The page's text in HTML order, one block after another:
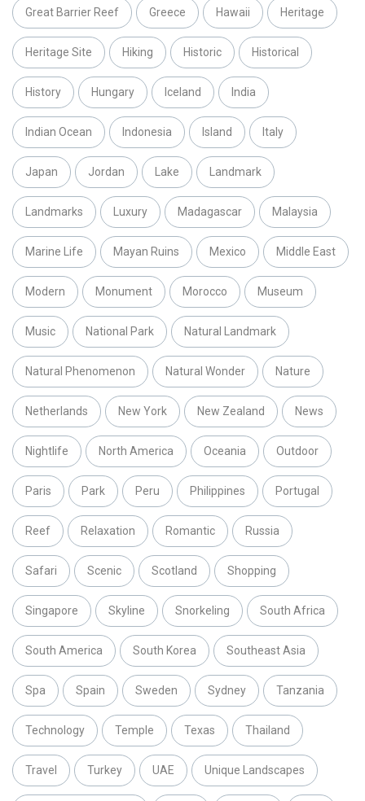
Great Barrier Reef Greece Hawaii Heritage
Heritage Site Hiking Historic Historical
History Hungary Iceland India
Indian Ocean Indonesia Island Italy
Japan Jordan Lake Landmark
Landmarks Luxury Madagascar Malaysia
Marine Life Mayan Ruins Mexico Middle East
Modern Monument Morocco Museum
Music National Park Natural Landmark
Natural Phenomenon Natural Wonder Nature
Netherlands New York New Zealand News
Nightlife North America Oceania Outdoor
Paris Park Peru Philippines Portugal
Reef Relaxation Romantic Russia
Safari Scenic Scotland Shopping
Singapore Skyline Snorkeling South Africa
South America South Korea Southeast Asia
Spa Spain Sweden Sydney Tanzania
Technology Temple Texas Thailand
Travel Turkey UAE Unique Landscapes